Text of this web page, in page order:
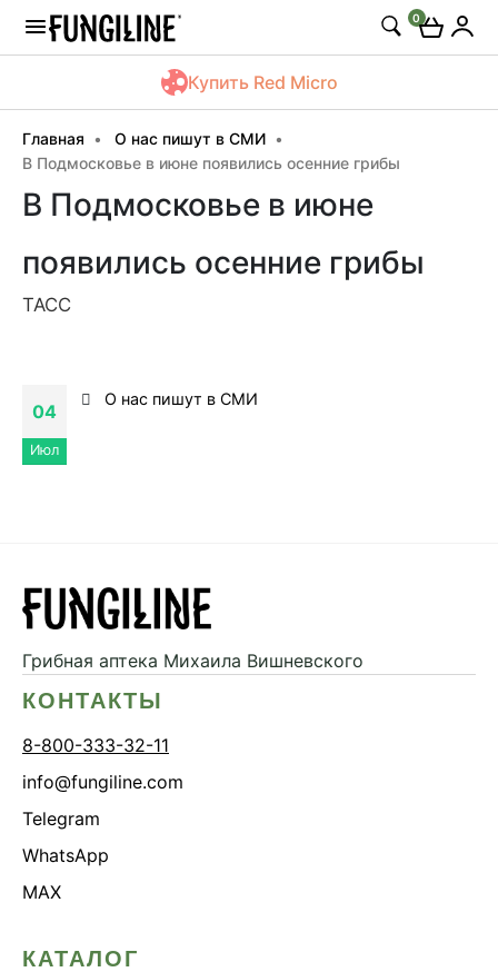
0
Купить Red Micro
Главная
О нас пишут в СМИ
В Подмосковье в июне появились осенние грибы
В Подмосковье в июне
появились осенние грибы
ТАСС
04
Июл
О нас пишут в СМИ
Грибная аптека Михаила Вишневского
КОНТАКТЫ
8-800-333-32-11
info@fungiline.com
Telegram
WhatsApp
MAX
КАТАЛОГ